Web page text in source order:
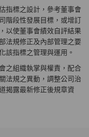
指標之設計，參考董事會
階段性發展目標，或增訂
以使董事會績效自評結果
法規修正及內部管理之要
該指標之管理與運用。
之組織執掌與權責，配合
法規之異動，調整公司治
揭露最新修正後規章資